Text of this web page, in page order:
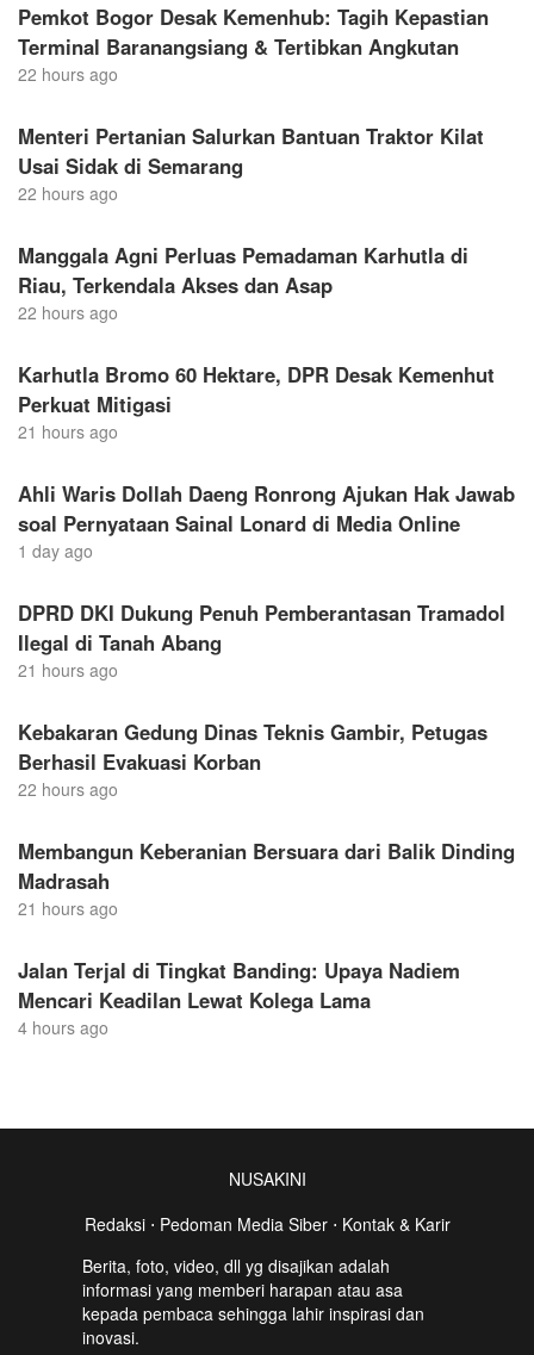
Pemkot Bogor Desak Kemenhub: Tagih Kepastian
Terminal Baranangsiang & Tertibkan Angkutan
22 hours ago
Menteri Pertanian Salurkan Bantuan Traktor Kilat
Usai Sidak di Semarang
22 hours ago
Manggala Agni Perluas Pemadaman Karhutla di
Riau, Terkendala Akses dan Asap
22 hours ago
Karhutla Bromo 60 Hektare, DPR Desak Kemenhut
Perkuat Mitigasi
21 hours ago
Ahli Waris Dollah Daeng Ronrong Ajukan Hak Jawab
soal Pernyataan Sainal Lonard di Media Online
1 day ago
DPRD DKI Dukung Penuh Pemberantasan Tramadol
Ilegal di Tanah Abang
21 hours ago
Kebakaran Gedung Dinas Teknis Gambir, Petugas
Berhasil Evakuasi Korban
22 hours ago
Membangun Keberanian Bersuara dari Balik Dinding
Madrasah
21 hours ago
Jalan Terjal di Tingkat Banding: Upaya Nadiem
Mencari Keadilan Lewat Kolega Lama
4 hours ago
NUSAKINI
Redaksi⋅ Pedoman Media Siber⋅ Kontak & Karir
Berita, foto, video, dll yg disajikan adalah
informasi yang memberi harapan atau asa
kepada pembaca sehingga lahir inspirasi dan
inovasi.